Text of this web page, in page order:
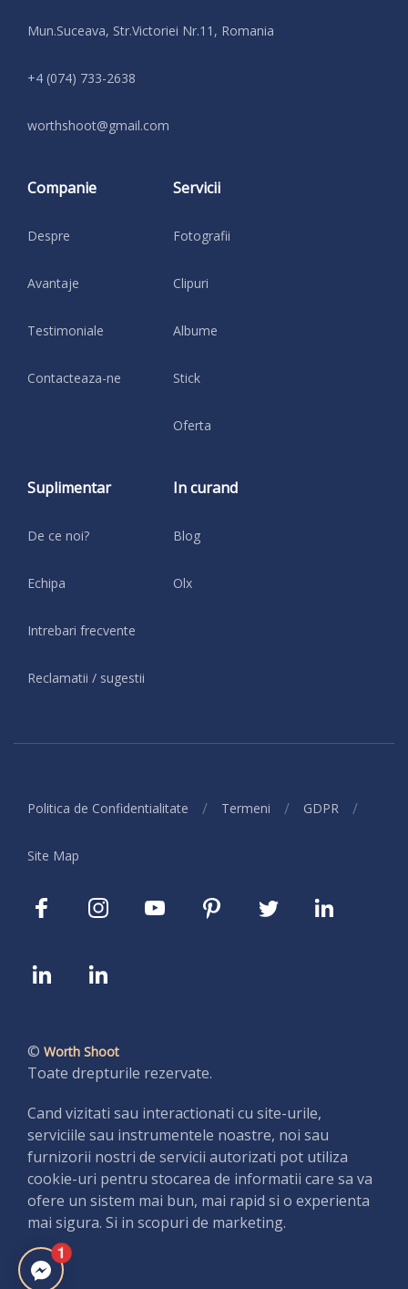
Mun.Suceava, Str.Victoriei Nr.11, Romania
+4 (074) 733-2638
moc.liamg@toohshtrow
Companie
Despre
Avantaje
Testimoniale
Contacteaza-ne
Servicii
Fotografii
Clipuri
Albume
Stick
Oferta
Suplimentar
De ce noi?
Echipa
Intrebari frecvente
Reclamatii / sugestii
In curand
Blog
Olx
Politica de Confidentialitate / Termeni / GDPR /
Site Map
© Worth Shoot
Toate drepturile rezervate.
Cand vizitati sau interactionati cu site-urile,
serviciile sau instrumentele noastre, noi sau
furnizorii nostri de servicii autorizati pot utiliza
cookie-uri pentru stocarea de informatii care sa va
ofere un sistem mai bun, mai rapid si o experienta
mai sigura. Si in scopuri de marketing.